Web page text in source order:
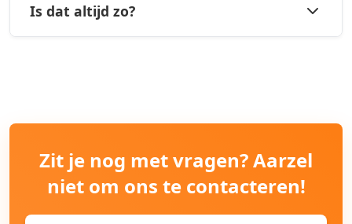
Is dat altijd zo?
Zit je nog met vragen? Aarzel
niet om ons te contacteren!